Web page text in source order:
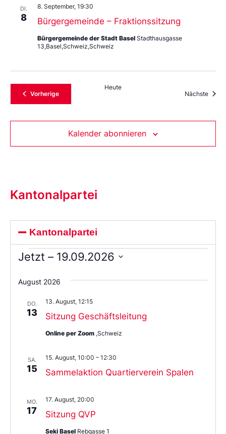
DI.
8 Bürgergemeinde – Fraktionssitzung
8. September, 19:30
Bürgergemeinde der Stadt Basel Stadthausgasse
13,Basel,Schweiz,Schweiz
VorherigeVeranstaltungen
Heute
Nächste
Kalender abonnieren
Kantonalpartei
Kantonalpartei
Jetzt – 19.09.2026
Sie
das
aus.
August 2026
DO.
13 Sitzung Geschäftsleitung
13. August, 12:15
Online per Zoom ,Schweiz
SA.
15 Sammelaktion Quartierverein Spalen
15. August, 10:00 – 12:30
MO.
17 Sitzung QVP
17. August, 20:00
Seki Basel Rebgasse 1